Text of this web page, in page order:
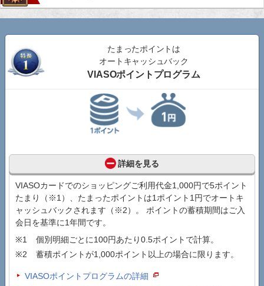
たまったポイントは
オートキャッシュバック
VIASOポイントプログラム
詳細を見る
VIASOカードでのショッピングご利用代金1,000円で5ポイント
たまり（※1）、たまったポイントは1ポイント1円でオートキ
ャッシュバックされます（※2）。 ポイントの蓄積期間はご入
会日を基準に1年間です。
個別明細ごとに100円あたり0.5ポイントで計算。
蓄積ポイントが1,000ポイント以上の場合に限ります。
VIASOポイントプログラムの詳細